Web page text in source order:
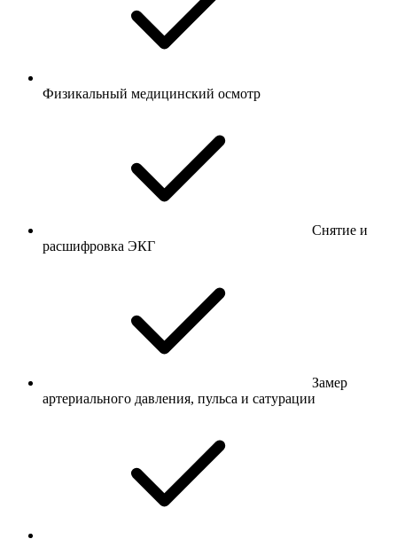
Физикальный медицинский осмотр
Снятие и
расшифровка ЭКГ
Замер
артериального давления, пульса и сатурации